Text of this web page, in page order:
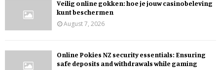
Veilig online gokken: hoe je jouw casinobeleving
kunt beschermen
August 7, 2026
Online Pokies NZ security essentials: Ensuring
safe deposits and withdrawals while gaming